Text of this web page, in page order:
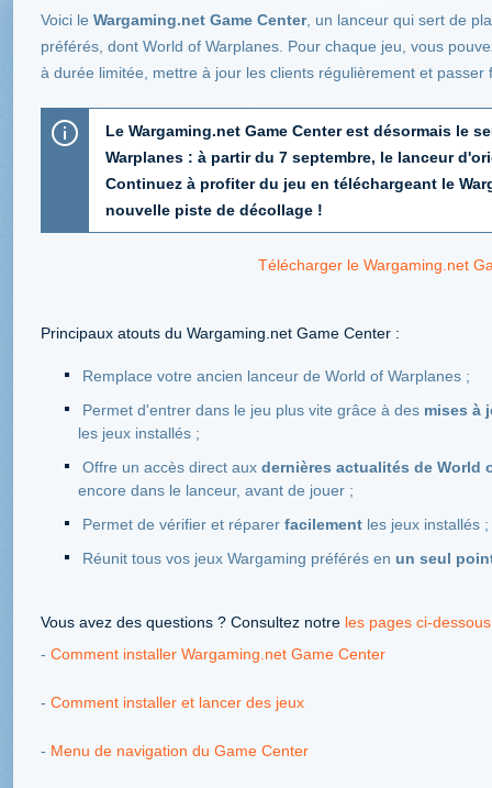
Voici le Wargaming.net Game Center, un lanceur qui sert de
préférés, dont World of Warplanes. Pour chaque jeu, vous
à durée limitée, mettre à jour les clients régulièrement et passer
Le Wargaming.net Game Center est désormais le
Warplanes : à partir du 7 septembre, le lanceur
Continuez à profiter du jeu en téléchargeant le
nouvelle piste de décollage !
Télécharger le Wargaming.net
Principaux atouts du Wargaming.net Game Center :
Remplace votre ancien lanceur de World of Warplanes ;
Permet d'entrer dans le jeu plus vite grâce à des mises à
les jeux installés ;
Offre un accès direct aux dernières actualités de World
encore dans le lanceur, avant de jouer ;
Permet de vérifier et réparer facilement les jeux installés ;
Réunit tous vos jeux Wargaming préférés en un seul
Vous avez des questions ? Consultez notre les pages ci-dessous
- Comment installer Wargaming.net Game Center
- Comment installer et lancer des jeux
- Menu de navigation du Game Center